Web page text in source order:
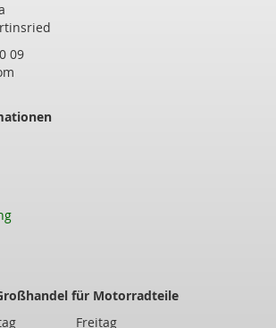
09
für Motorradteile
Freitag